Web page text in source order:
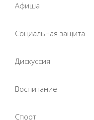
Афиша
Социальная защита
Дискуссия
Воспитание
Спорт